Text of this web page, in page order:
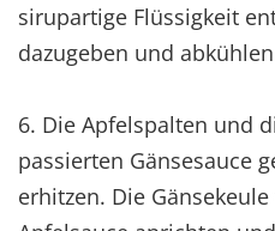
sirupartige Flüssigkeit
dazugeben und
6. Die Apfelspalten und
passierten Gänsesauce
erhitzen. Die